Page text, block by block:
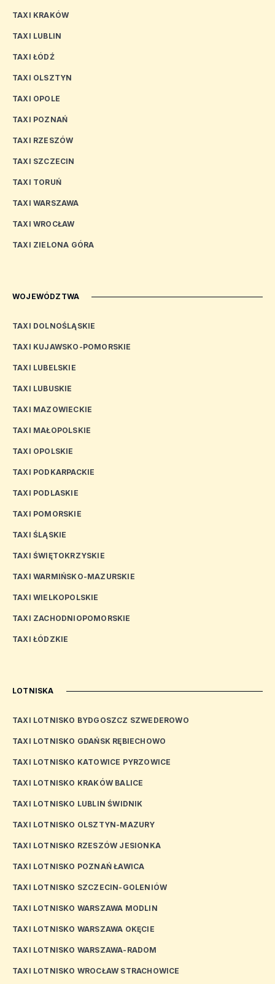
TAXI KRAKÓW
TAXI LUBLIN
TAXI ŁÓDŹ
TAXI OLSZTYN
TAXI OPOLE
TAXI POZNAŃ
TAXI RZESZÓW
TAXI SZCZECIN
TAXI TORUŃ
TAXI WARSZAWA
TAXI WROCŁAW
TAXI ZIELONA GÓRA
WOJEWÓDZTWA
TAXI DOLNOŚLĄSKIE
TAXI KUJAWSKO-POMORSKIE
TAXI LUBELSKIE
TAXI LUBUSKIE
TAXI MAZOWIECKIE
TAXI MAŁOPOLSKIE
TAXI OPOLSKIE
TAXI PODKARPACKIE
TAXI PODLASKIE
TAXI POMORSKIE
TAXI ŚLĄSKIE
TAXI ŚWIĘTOKRZYSKIE
TAXI WARMIŃSKO-MAZURSKIE
TAXI WIELKOPOLSKIE
TAXI ZACHODNIOPOMORSKIE
TAXI ŁÓDZKIE
LOTNISKA
TAXI LOTNISKO BYDGOSZCZ SZWEDEROWO
TAXI LOTNISKO GDAŃSK RĘBIECHOWO
TAXI LOTNISKO KATOWICE PYRZOWICE
TAXI LOTNISKO KRAKÓW BALICE
TAXI LOTNISKO LUBLIN ŚWIDNIK
TAXI LOTNISKO OLSZTYN-MAZURY
TAXI LOTNISKO RZESZÓW JESIONKA
TAXI LOTNISKO POZNAŃ ŁAWICA
TAXI LOTNISKO SZCZECIN-GOLENIÓW
TAXI LOTNISKO WARSZAWA MODLIN
TAXI LOTNISKO WARSZAWA OKĘCIE
TAXI LOTNISKO WARSZAWA-RADOM
TAXI LOTNISKO WROCŁAW STRACHOWICE